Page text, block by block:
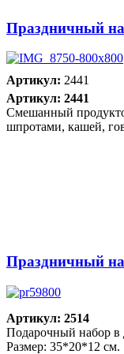
Праздничный
Артикул: 2441
Артикул: 2441
Смешанный
шпротами, кашей,
Праздничный
Артикул: 2514
Подарочный набор в
Размер: 35*20*12 см.